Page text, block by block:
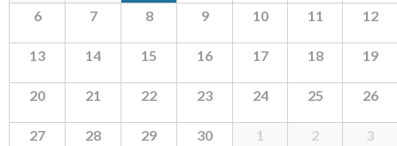
β
ο
λ
ώ
ν
Ε
6 7 8 9 10 11 12
13 14 15 16 17 18 19
20 21 22 23 24 25 26
27 28 29 30 1 2 3